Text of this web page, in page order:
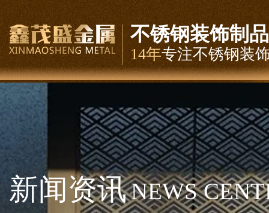
不锈钢装饰制品
14年专注不锈钢装
新闻资讯NEWS